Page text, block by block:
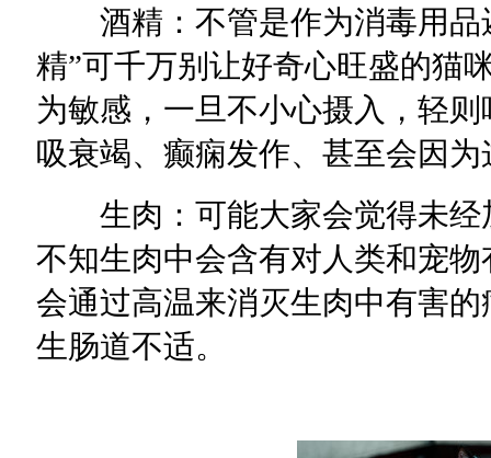
酒精：不管是作为消毒用品
精”可千万别让好奇心旺盛的猫
为敏感，一旦不小心摄入，轻
吸衰竭、癫痫发作、甚至会因
生肉：可能大家会觉得未经
不知生肉中会含有对人类和宠
会通过高温来消灭生肉中有害
生肠道不适。